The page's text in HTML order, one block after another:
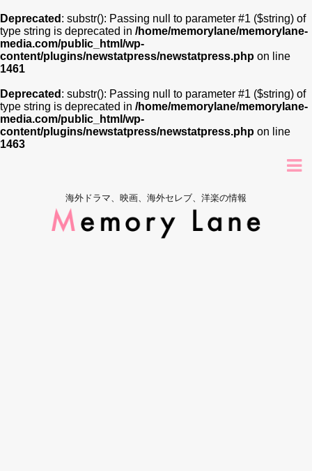
Deprecated : substr(): Passing null to parameter #1 ($string) of
type string is deprecated in /home/memorylane/memorylane-
media.com/public_html/wp-
content/plugins/newstatpress/newstatpress.php on line
1461
Deprecated : substr(): Passing null to parameter #1 ($string) of
type string is deprecated in /home/memorylane/memorylane-
media.com/public_html/wp-
content/plugins/newstatpress/newstatpress.php on line
1463
海外ドラマ、映画、海外セレブ、洋楽の情報